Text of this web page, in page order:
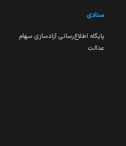
ستادی
پایگاه اطلاع‌رسانی آزادسازی سهام
عدالت